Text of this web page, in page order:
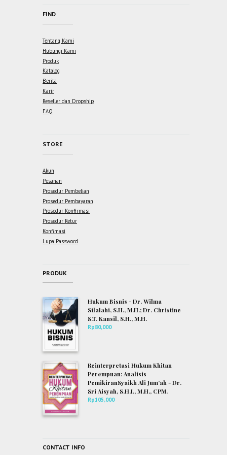
FIND
Tentang Kami
Hubungi Kami
Produk
Katalog
Berita
Karir
Reseller dan Dropship
FAQ
STORE
Akun
Pesanan
Prosedur Pembelian
Prosedur Pembayaran
Prosedur Konfirmasi
Prosedur Retur
Konfimasi
Lupa Password
PRODUK
Hukum Bisnis - Dr. Wilma
Silalahi, S.H., M.H.; Dr. Christine
S.T. Kansil, S.H., M.H.
Rp80,000
Reinterpretasi Hukum Khitan
Perempuan: Analisis
PemikiranSyaikh Ali Jum’ah - Dr.
Sri Aisyah, S.H.I., M.H., CPM.
Rp105,000
CONTACT INFO